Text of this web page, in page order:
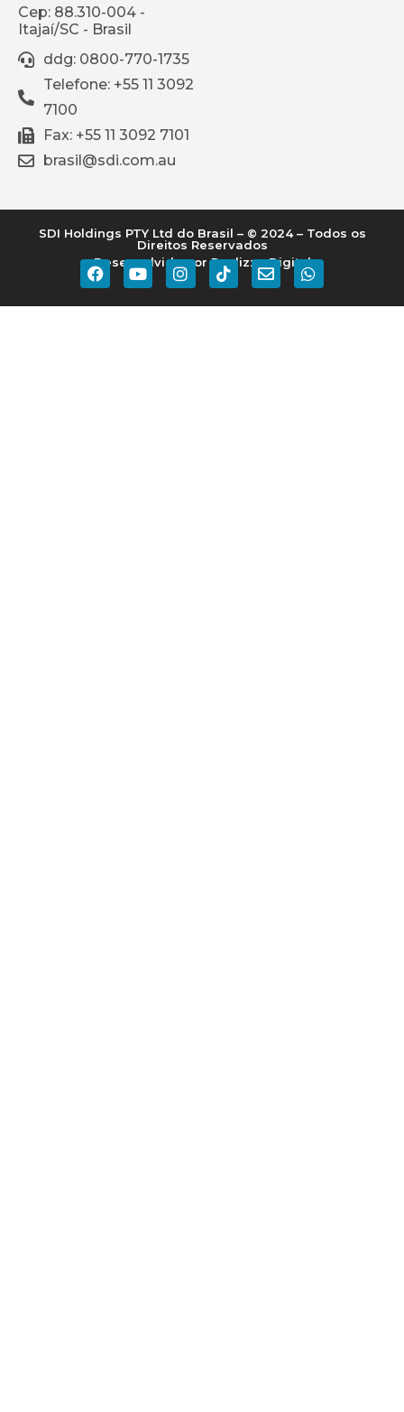
Cep: 88.310-004 -
Itajaí/SC - Brasil
ddg: 0800-770-1735
Telefone: +55 11 3092
7100
Fax: +55 11 3092 7101
brasil@sdi.com.au
SDI Holdings PTY Ltd do Brasil – © 2024 – Todos os
Direitos Reservados
Desenvolvido por Realizze Digital